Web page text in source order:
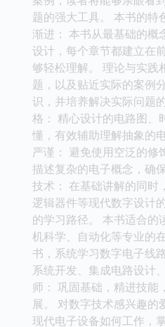
题的强大工具。 本书的特
渐进： 本书从最基础的概
设计，每个章节都建立在
够轻松理解。 理论与实践
题，以及贴近实际的案例
识，并培养解决实际问题
格： 精心设计的电路图、
懂，有效辅助理解抽象的
严谨： 避免使用空泛的修
描述复杂的电子概念，确
技术： 在基础讲解的同时
逻辑器件等现代数字设计
的学习路径。 本书适合的
机科学、自动化等专业的
书，系统学习数字电子线
系统开发、集成电路设计
师： 巩固基础，精进技能
展。 对数字技术感兴趣的
现代电子设备如何工作，